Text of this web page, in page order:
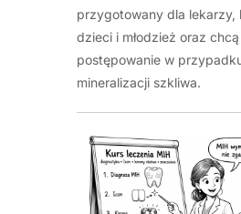
przygotowany dla lekarzy,
dzieci i młodzież oraz
postępowanie w
mineralizacji szkliwa.